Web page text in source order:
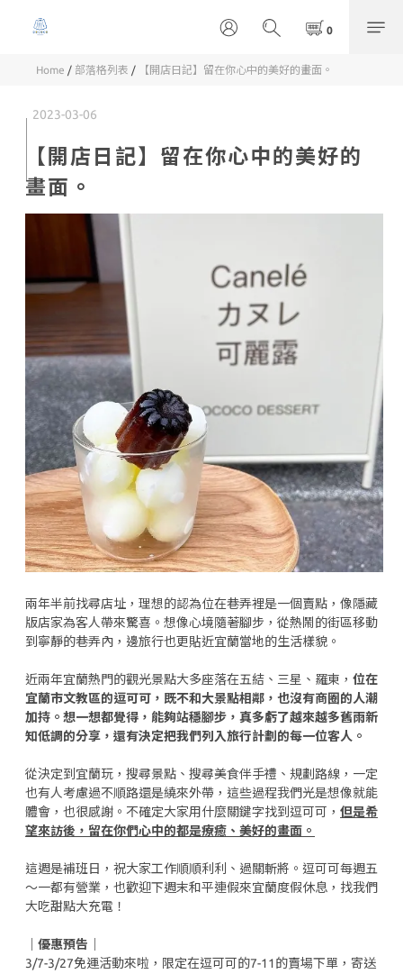
Home / 部落格列表 / 【開店日記】留在你心中的美好的畫面。
2023-03-06
【開店日記】留在你心中的美好的
畫面。
兩年半前找尋店址，理想的認為位在巷弄裡是一個賣點，像隱藏
版店家為客人帶來驚喜。想像心境隨著腳步，從熱鬧的街區移動
到寧靜的巷弄內，邊旅行也更貼近宜蘭當地的生活樣貌。
近兩年宜蘭熱門的觀光景點大多座落在五結、三星、羅東， 位在
宜蘭市文教區的逗可可，既不和大景點相鄰，也沒有商圈的人潮
加持。想一想都覺得，能夠站穩腳步，真多虧了越來越多舊雨新
知低調的分享，還有決定把我們列入旅行計劃的每一位客人。
從決定到宜蘭玩，搜尋景點、搜尋美食伴手禮、規劃路線，一定
也有人考慮過不順路還是繞來外帶，這些過程我們光是想像就能
體會，也很感謝。不確定大家用什麼關鍵字找到逗可可， 但是希
望來訪後，留在你們心中的都是療癒、美好的畫面。
這週是補班日，祝大家工作順順利利、過關斬將。逗可可每週五
～一都有營業，也歡迎下週末和平連假來宜蘭度假休息，找我們
大吃甜點大充電！
｜優惠預告｜
3/7-3/27免運活動來啦，限定在逗可可的7-11的賣場下單，寄送